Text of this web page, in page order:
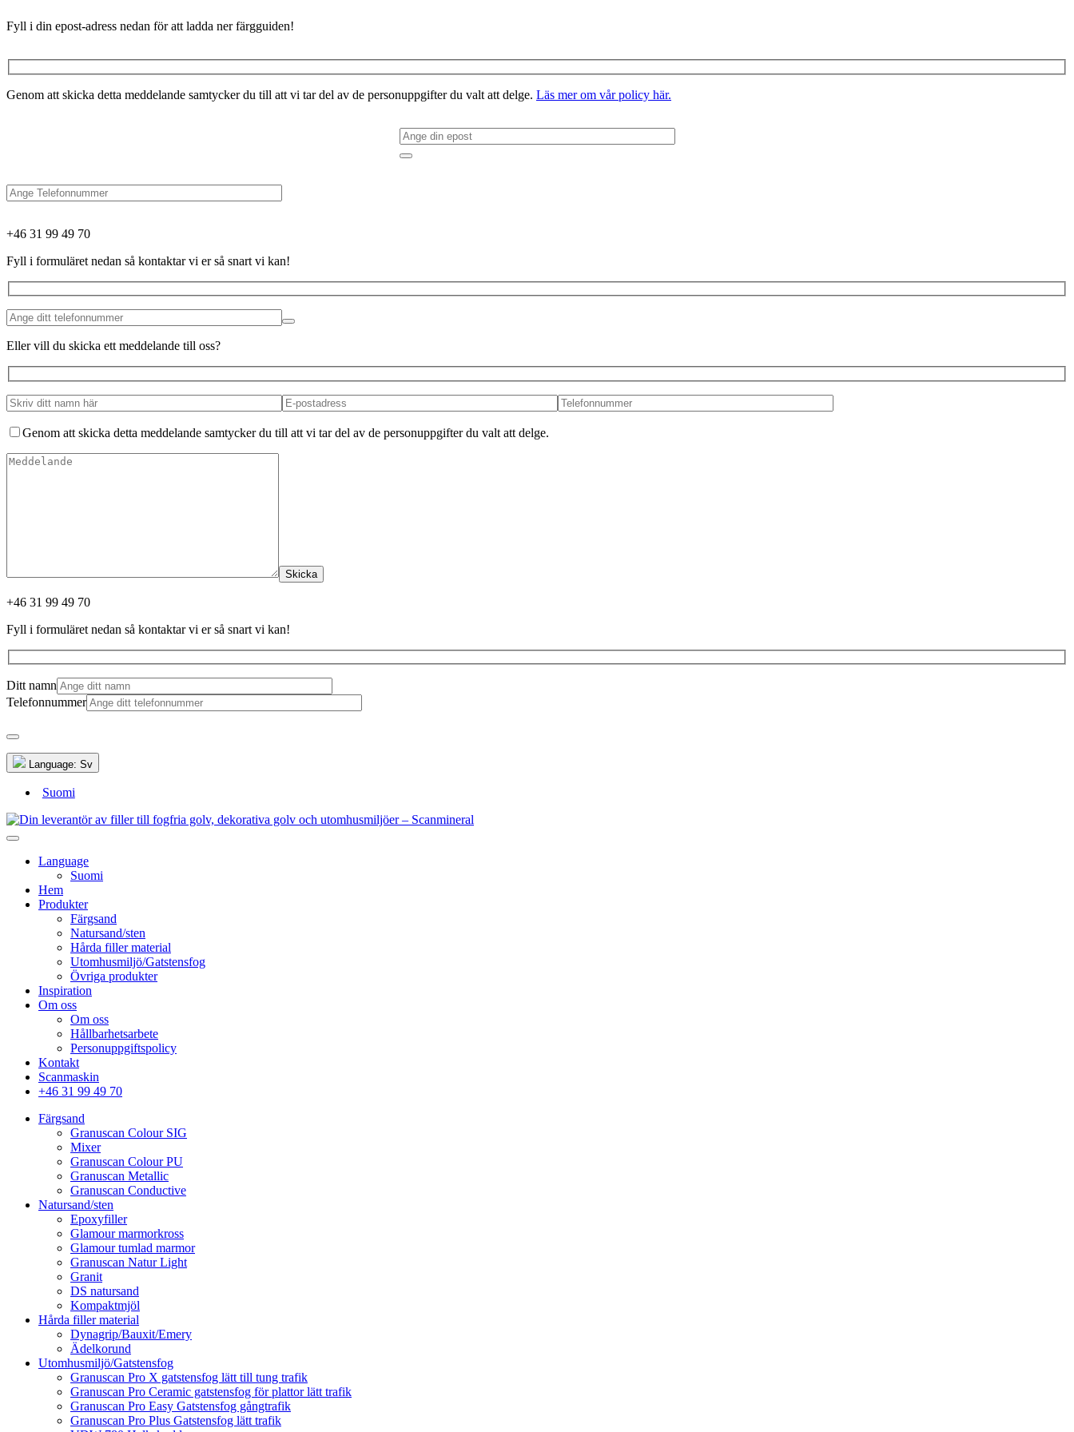
Fyll i din epost-adress nedan för att ladda ner färgguiden!
Genom att skicka detta meddelande samtycker du till att vi tar del av de personuppgifter du valt att delge. Läs mer om vår policy här.
+46 31 99 49 70
Fyll i formuläret nedan så kontaktar vi er så snart vi kan!
Eller vill du skicka ett meddelande till oss?
Genom att skicka detta meddelande samtycker du till att vi tar del av de personuppgifter du valt att delge.
Skicka
+46 31 99 49 70
Fyll i formuläret nedan så kontaktar vi er så snart vi kan!
Ditt namn
Telefonnummer
Language: Sv
Suomi
Language
Suomi
Hem
Produkter
Färgsand
Natursand/sten
Hårda filler material
Utomhusmiljö/Gatstensfog
Övriga produkter
Inspiration
Om oss
Om oss
Hållbarhetsarbete
Personuppgiftspolicy
Kontakt
Scanmaskin
+46 31 99 49 70
Färgsand
Granuscan Colour SIG
Mixer
Granuscan Colour PU
Granuscan Metallic
Granuscan Conductive
Natursand/sten
Epoxyfiller
Glamour marmorkross
Glamour tumlad marmor
Granuscan Natur Light
Granit
DS natursand
Kompaktmjöl
Hårda filler material
Dynagrip/Bauxit/Emery
Ädelkorund
Utomhusmiljö/Gatstensfog
Granuscan Pro X gatstensfog lätt till tung trafik
Granuscan Pro Ceramic gatstensfog för plattor lätt trafik
Granuscan Pro Easy Gatstensfog gångtrafik
Granuscan Pro Plus Gatstensfog lätt trafik